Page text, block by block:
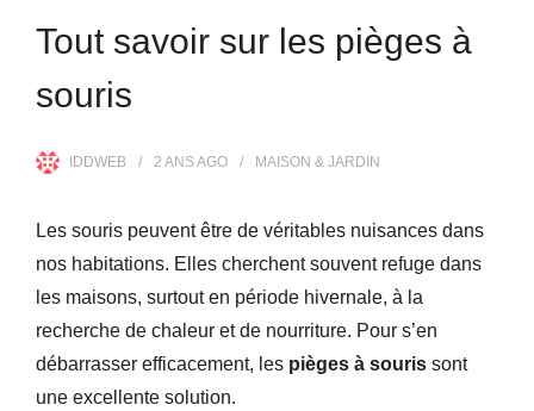
Tout savoir sur les pièges à
souris
IDDWEB 2 ANSAGO MAISON & JARDIN
Les souris peuvent être de véritables nuisances dans
nos habitations. Elles cherchent souvent refuge dans
les maisons, surtout en période hivernale, à la
recherche de chaleur et de nourriture. Pour s’en
débarrasser efficacement, les pièges à souris sont
une excellente solution.